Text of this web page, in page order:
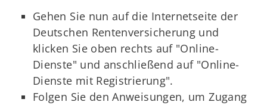
Gehen Sie nun auf die Internetseite der
Deutschen Rentenversicherung und
klicken Sie oben rechts auf "Online-
Dienste" und anschließend auf "Online-
Dienste mit Registrierung".
Folgen Sie den Anweisungen, um Zugang